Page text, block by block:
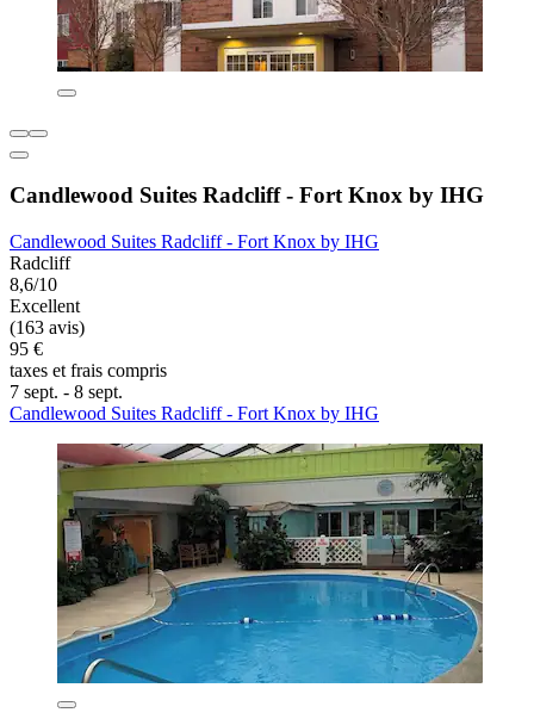
Candlewood Suites Radcliff - Fort Knox by IHG
Candlewood Suites Radcliff - Fort Knox by IHG
Radcliff
8,6/10
Excellent
(163 avis)
95 €
taxes et frais compris
7 sept. - 8 sept.
Candlewood Suites Radcliff - Fort Knox by IHG